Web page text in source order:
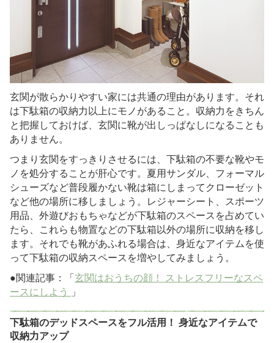
玄関が散らかりやすい家には共通の理由があります。それ
は下駄箱の収納力以上にモノがあること。収納力をきちん
と把握しておけば、玄関に靴が出しっぱなしになることも
ありません。
つまり玄関をすっきりさせるには、下駄箱の不要な靴やモ
ノを処分することが肝心です。夏用サンダル、フォーマル
シューズなど普段履かない靴は箱にしまってクローゼット
など他の場所に移しましょう。レジャーシート、スポーツ
用品、外遊びおもちゃなどが下駄箱のスペースを占めてい
たら、これらも物置などの下駄箱以外の場所に収納を移し
ます。それでも靴があふれる場合は、身近なアイテムを使
って下駄箱の収納スペースを増やしてみましょう。
●関連記事：「玄関はおうちの顔！ ストレスフリーなスペ
ースにしよう
」
下駄箱のデッドスペースをフル活用！ 身近なアイテムで
収納力アップ